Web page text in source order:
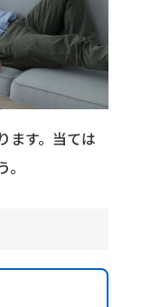
ます。当ては